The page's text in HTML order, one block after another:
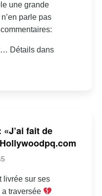
une grande
parle pas
Détails dans
fait de
livrée sur ses
a traversée